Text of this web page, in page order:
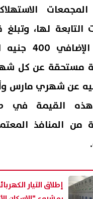
التابعة لها،
الدعم
مستحقة عن كل
جنيه عن شهري مارس
القيمة في
من المنافذ
إطلاق التيار